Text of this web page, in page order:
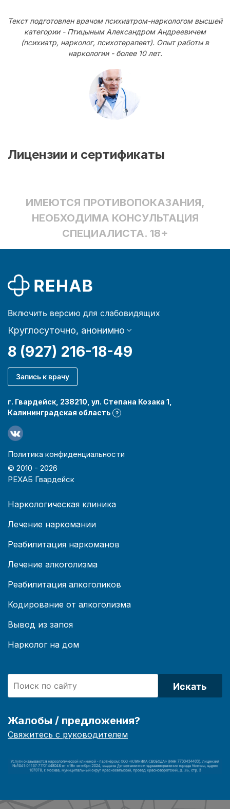
Текст подготовлен врачом психиатром-наркологом высшей
категории - Птицыным Александром Андреевичем
(психиатр, нарколог, психотерапевт). Опыт работы в
наркологии - более 10 лет.
Лицензии и сертификаты
ИМЕЮТСЯ ПРОТИВОПОКАЗАНИЯ,
НЕОБХОДИМА КОНСУЛЬТАЦИЯ
СПЕЦИАЛИСТА. 18+
Включить версию для слабовидящих
Круглосуточно, анонимно
8 (927) 216-18-49
Запись к врачу
г. Гвардейск, 238210, ул. Степана Козака 1,
Калининградская область
?
Политика конфиденциальности
© 2010 - 2026
РЕХАБ Гвардейск
Наркологическая клиника
Лечение наркомании
Реабилитация наркоманов
Лечение алкоголизма
Реабилитация алкоголиков
Кодирование от алкоголизма
Вывод из запоя
Нарколог на дом
Искать
Жалобы / предложения?
Свяжитесь с руководителем